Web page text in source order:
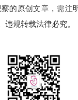
的原创文章，需注
规转载法律必究。